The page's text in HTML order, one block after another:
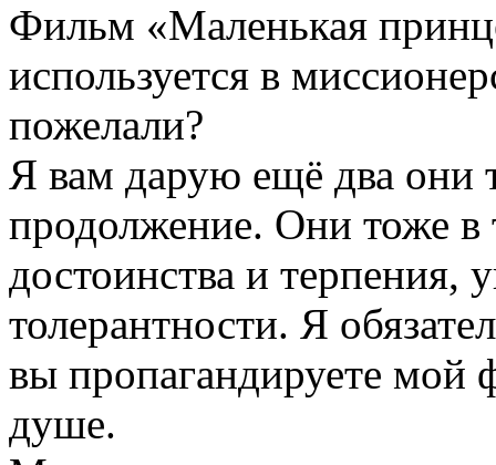
Фильм «Маленькая
используется в
пожелали?
Я вам дарую ещё два они
продолжение. Они тоже в
достоинства и терпения,
толерантности. Я
вы пропагандируете
душе.